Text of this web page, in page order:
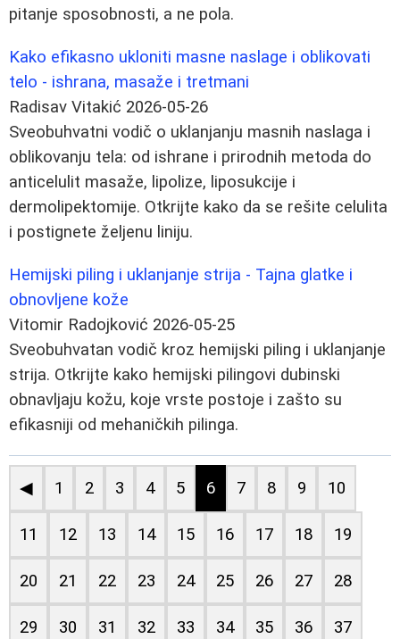
pitanje sposobnosti, a ne pola.
Kako efikasno ukloniti masne naslage i oblikovati
telo - ishrana, masaže i tretmani
Radisav Vitakić 2026-05-26
Sveobuhvatni vodič o uklanjanju masnih naslaga i
oblikovanju tela: od ishrane i prirodnih metoda do
anticelulit masaže, lipolize, liposukcije i
dermolipektomije. Otkrijte kako da se rešite celulita
i postignete željenu liniju.
Hemijski piling i uklanjanje strija - Tajna glatke i
obnovljene kože
Vitomir Radojković 2026-05-25
Sveobuhvatan vodič kroz hemijski piling i uklanjanje
strija. Otkrijte kako hemijski pilingovi dubinski
obnavljaju kožu, koje vrste postoje i zašto su
efikasniji od mehaničkih pilinga.
◀ 1 2 3 4 5 6 7 8 9 10
11 12 13 14 15 16 17 18 19
20 21 22 23 24 25 26 27 28
29 30 31 32 33 34 35 36 37